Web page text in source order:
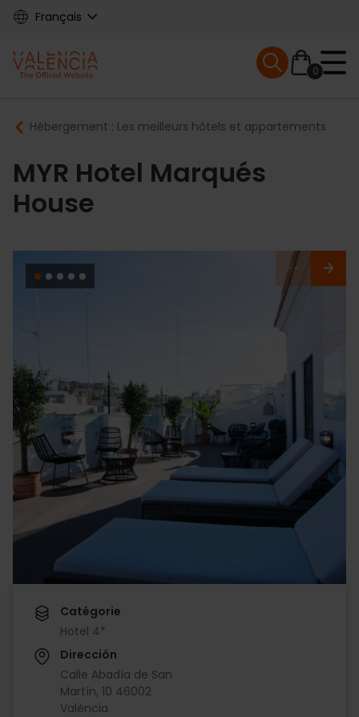
Skip
content
Français
Main
navigation
0
Mobile menu
Breadcrumb
Hébergement : Les meilleurs hôtels et appartements
MYR Hotel Marqués
House
Catégorie
Hotel 4*
Dirección
Calle Abadía de San
Martín, 10 46002
València